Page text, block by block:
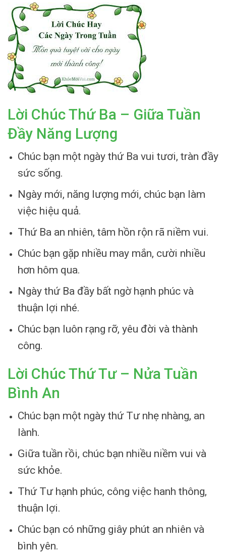
Lời Chúc Thứ Ba – Giữa Tuần
Đầy Năng Lượng
Chúc bạn một ngày thứ Ba vui tươi, tràn đầy
sức sống.
Ngày mới, năng lượng mới, chúc bạn làm
việc hiệu quả.
Thứ Ba an nhiên, tâm hồn rộn rã niềm vui.
Chúc bạn gặp nhiều may mắn, cười nhiều
hơn hôm qua.
Ngày thứ Ba đầy bất ngờ hạnh phúc và
thuận lợi nhé.
Chúc bạn luôn rạng rỡ, yêu đời và thành
công.
Lời Chúc Thứ Tư – Nửa Tuần
Bình An
Chúc bạn một ngày thứ Tư nhẹ nhàng, an
lành.
Giữa tuần rồi, chúc bạn nhiều niềm vui và
sức khỏe.
Thứ Tư hạnh phúc, công việc hanh thông,
thuận lợi.
Chúc bạn có những giây phút an nhiên và
bình yên.